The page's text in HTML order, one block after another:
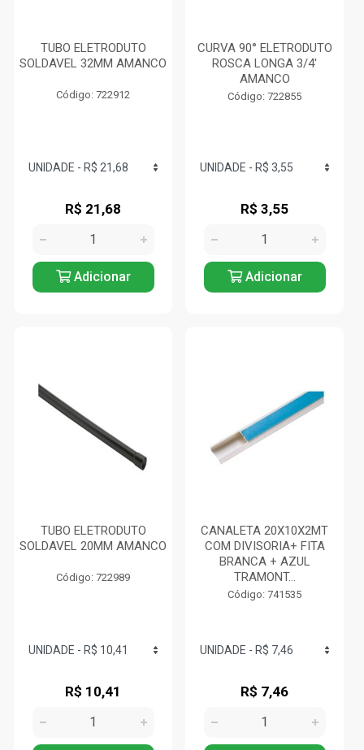
TUBO ELETRODUTO
SOLDAVEL 32MM AMANCO
Código: 722912
R$ 21,68
Adicionar
CURVA 90° ELETRODUTO
ROSCA LONGA 3/4'
AMANCO
Código: 722855
R$ 3,55
Adicionar
TUBO ELETRODUTO
SOLDAVEL 20MM AMANCO
Código: 722989
R$ 10,41
CANALETA 20X10X2MT
COM DIVISORIA+ FITA
BRANCA + AZUL
TRAMONT...
Código: 741535
R$ 7,46